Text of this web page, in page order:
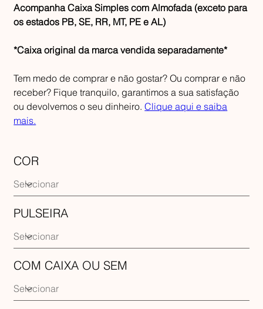
Acompanha Caixa Simples com Almofada (exceto para
os estados PB, SE, RR, MT, PE e AL)
*Caixa original da marca vendida separadamente*
Tem medo de comprar e não gostar? Ou comprar e não
receber? Fique tranquilo, garantimos a sua satisfação
ou devolvemos o seu dinheiro.Clique aqui e saiba
mais.
COR
PULSEIRA
COM CAIXA OU SEM